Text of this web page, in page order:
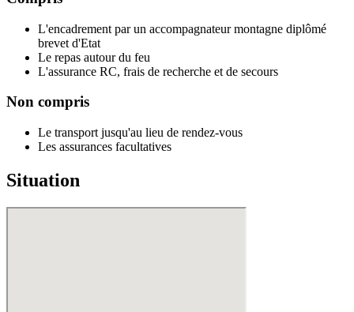
L'encadrement par un accompagnateur montagne diplômé
brevet d'Etat
Le repas autour du feu
L'assurance RC, frais de recherche et de secours
Non compris
Le transport jusqu'au lieu de rendez-vous
Les assurances facultatives
Situation